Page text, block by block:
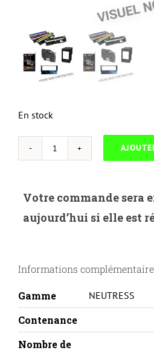
En stock
quantité
S.1610-
SAMSUNG
ML1610D2
Votre commande sera
aujourd’hui si elle est
Informations
Gamme NEUTRESS
Contenance
Nombre de